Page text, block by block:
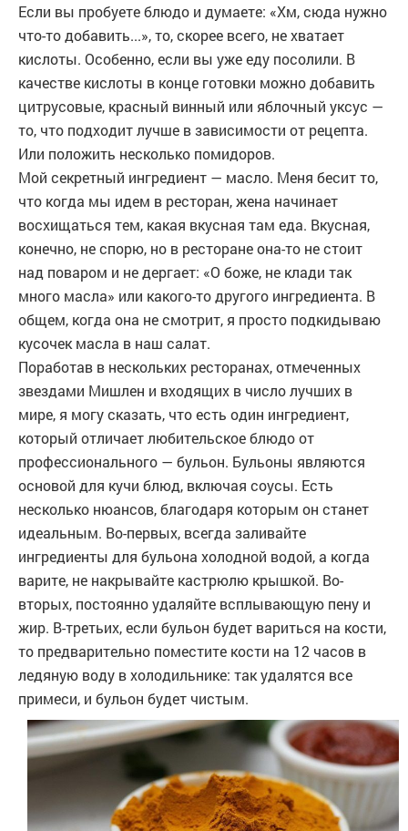
Если вы пробуете блюдо и думаете: «Хм, сюда нужно
что-то добавить...», то, скорее всего, не хватает
кислоты. Особенно, если вы уже еду посолили. В
качестве кислоты в конце готовки можно добавить
цитрусовые, красный винный или яблочный уксус —
то, что подходит лучше в зависимости от рецепта.
Или положить несколько помидоров.
Мой секретный ингредиент — масло. Меня бесит то,
что когда мы идем в ресторан, жена начинает
восхищаться тем, какая вкусная там еда. Вкусная,
конечно, не спорю, но в ресторане она-то не стоит
над поваром и не дергает: «О боже, не клади так
много масла» или какого-то другого ингредиента. В
общем, когда она не смотрит, я просто подкидываю
кусочек масла в наш салат.
Поработав в нескольких ресторанах, отмеченных
звездами Мишлен и входящих в число лучших в
мире, я могу сказать, что есть один ингредиент,
который отличает любительское блюдо от
профессионального — бульон. Бульоны являются
основой для кучи блюд, включая соусы. Есть
несколько нюансов, благодаря которым он станет
идеальным. Во-первых, всегда заливайте
ингредиенты для бульона холодной водой, а когда
варите, не накрывайте кастрюлю крышкой. Во-
вторых, постоянно удаляйте всплывающую пену и
жир. В-третьих, если бульон будет вариться на кости,
то предварительно поместите кости на 12 часов в
ледяную воду в холодильнике: так удалятся все
примеси, и бульон будет чистым.